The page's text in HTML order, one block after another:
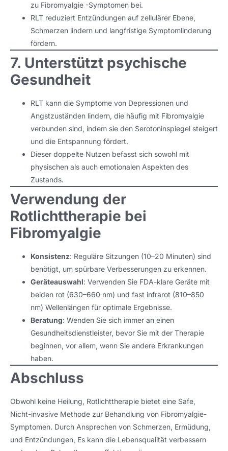
zu Fibromyalgie -Symptomen bei.
RLT reduziert Entzündungen auf zellulärer Ebene,
Schmerzen lindern und langfristige Symptomlinderung
fördern.
7. Unterstützt psychische
Gesundheit
RLT kann die Symptome von Depressionen und
Angstzuständen lindern, die häufig mit Fibromyalgie
verbunden sind, indem sie den Serotoninspiegel steigert
und die Entspannung fördert.
Dieser doppelte Nutzen befasst sich sowohl mit
physischen als auch emotionalen Aspekten des
Zustands.
Verwendung der
Rotlichttherapie bei
Fibromyalgie
Konsistenz: Reguläre Sitzungen (10–20 Minuten) sind
benötigt, um spürbare Verbesserungen zu erkennen.
Geräteauswahl: Verwenden Sie FDA-klare Geräte mit
beiden rot (630–660 nm) und fast infrarot (810–850
nm) Wellenlängen für optimale Ergebnisse.
Beratung: Wenden Sie sich immer an einen
Gesundheitsdienstleister, bevor Sie mit der Therapie
beginnen, vor allem, wenn Sie andere Erkrankungen
haben.
Abschluss
Obwohl keine Heilung, Rotlichttherapie bietet eine Safe,
Nicht-invasive Methode zur Behandlung von Fibromyalgie-
Symptomen. Durch Ansprechen von Schmerzen, Ermüdung,
und Entzündungen, Es kann die Lebensqualität verbessern